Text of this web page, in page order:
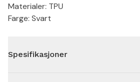
Materialer: TPU
Farge: Svart
Spesifikasjoner